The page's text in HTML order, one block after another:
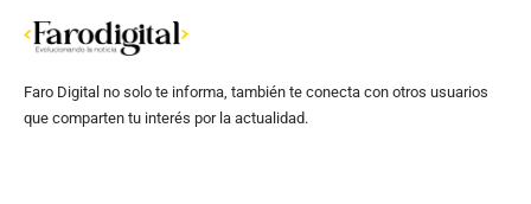
Faro Digital no solo te informa, también te conecta con otros usuarios
que comparten tu interés por la actualidad.